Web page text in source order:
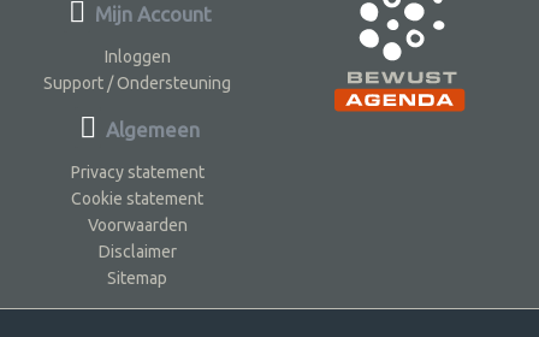
Mijn Account
Inloggen
Support / Ondersteuning
Algemeen
Privacy statement
Cookie statement
Voorwaarden
Disclaimer
Sitemap